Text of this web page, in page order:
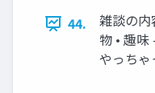
44.
雑談の内
物 • 趣
やっちゃ